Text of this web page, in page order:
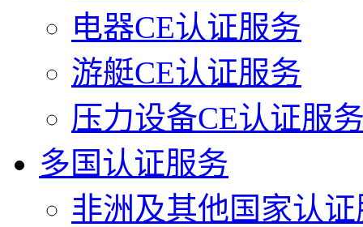
电器CE认证服务
游艇CE认证服务
压力设备CE认证服
多国认证服务
非洲及其他国家认